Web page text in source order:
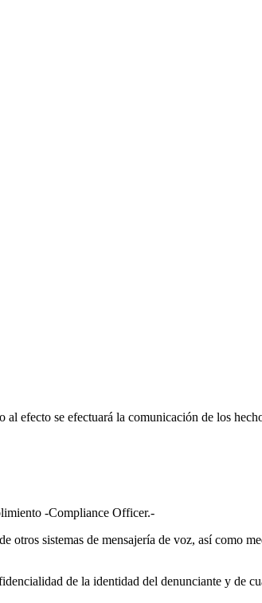
efecto se efectuará la comunicación de los
-Compliance Officer.-
sistemas de mensajería de voz, así como
de la identidad del denunciante y de